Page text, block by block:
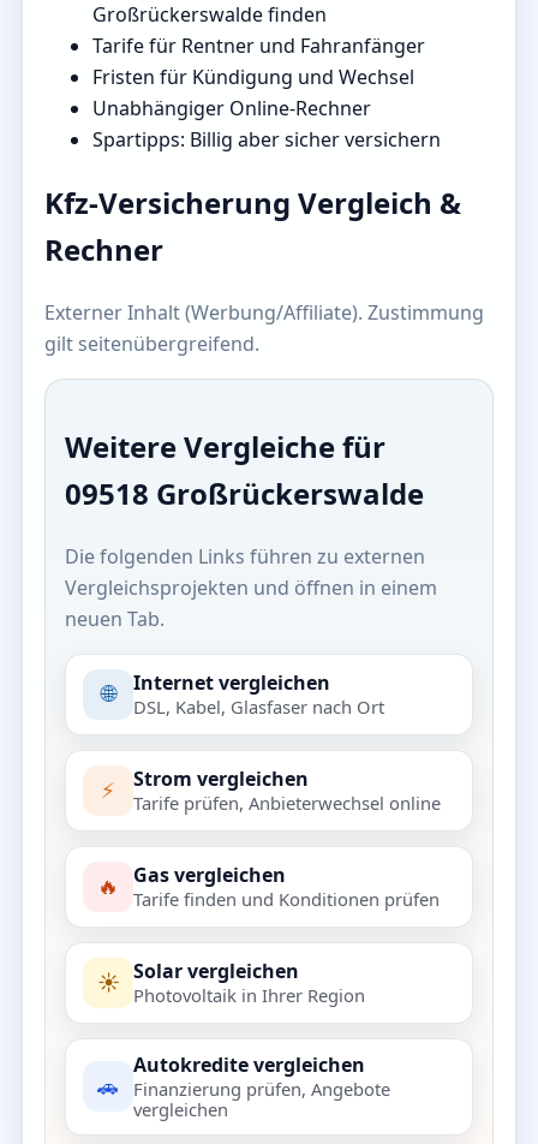
Großrückerswalde finden
Tarife für Rentner und Fahranfänger
Fristen für Kündigung und Wechsel
Unabhängiger Online-Rechner
Spartipps: Billig aber sicher versichern
Kfz-Versicherung Vergleich &
Rechner
Externer Inhalt (Werbung/Affiliate). Zustimmung
gilt seitenübergreifend.
Weitere Vergleiche für
09518 Großrückerswalde
Die folgenden Links führen zu externen
Vergleichsprojekten und öffnen in einem
neuen Tab.
🌐 Internet vergleichen
DSL, Kabel, Glasfaser nach Ort
⚡ Strom vergleichen
Tarife prüfen, Anbieterwechsel online
🔥 Gas vergleichen
Tarife finden und Konditionen prüfen
☀️ Solar vergleichen
Photovoltaik in Ihrer Region
🚗
Autokredite vergleichen
Finanzierung prüfen, Angebote
vergleichen